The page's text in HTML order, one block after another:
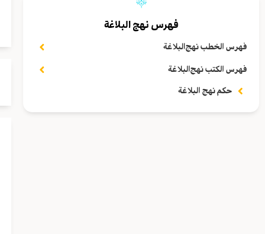
فهرس نهج البلاغة
فهرس الخطب نهج‌البلاغة
فهرس الكتب نهج‌البلاغة
حكم نهج البلاغة